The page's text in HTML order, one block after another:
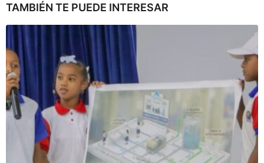
TAMBIÉN TE PUEDE INTERESAR